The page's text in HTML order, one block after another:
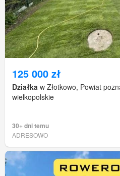
125 000 zł
Działka w Złotkowo, Powiat
wielkopolskie
30+ dni temu
ADRESOWO